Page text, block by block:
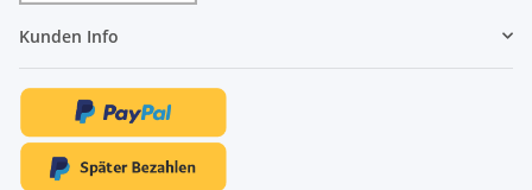
Kunden Info